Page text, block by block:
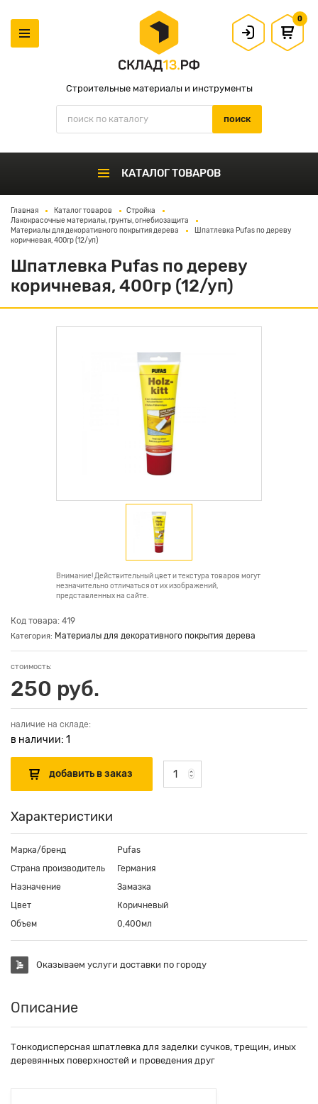
Строительные материалы и инструменты
0
КАТАЛОГ ТОВАРОВ
Главная Каталог товаров
Стройка
Лакокрасочные материалы, грунты, огнебиозащита
Материалы для декоративного покрытия дерева
Шпатлевка Pufas по дереву
коричневая, 400гр (12/уп)
Шпатлевка Pufas по дереву
коричневая, 400гр (12/уп)
Внимание! Действительный цвет и текстура товаров могут
незначительно отличаться от их изображений,
представленных на сайте.
Код товара: 419
Категория: Материалы для декоративного покрытия дерева
стоимость:
250 руб.
наличие на складе:
в наличии: 1
Характеристики
Марка/бренд
Pufas
Страна производитель
Германия
Назначение
Замазка
Цвет
Коричневый
Объем
0,400мл
Оказываем услуги доставки по городу
Описание
Тонкодисперсная шпатлевка для заделки сучков, трещин, иных
деревянных поверхностей и проведения друг